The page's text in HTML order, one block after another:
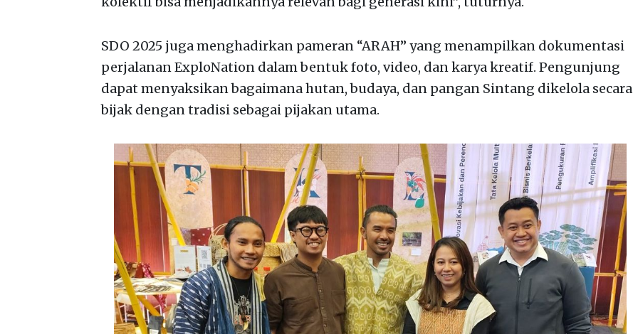
SDO 2025 juga menghadirkan pameran “ARAH” yang menampilkan dokumentasi
perjalanan ExploNation dalam bentuk foto, video, dan karya kreatif. Pengunjung
dapat menyaksikan bagaimana hutan, budaya, dan pangan Sintang dikelola secara
bijak dengan tradisi sebagai pijakan utama.